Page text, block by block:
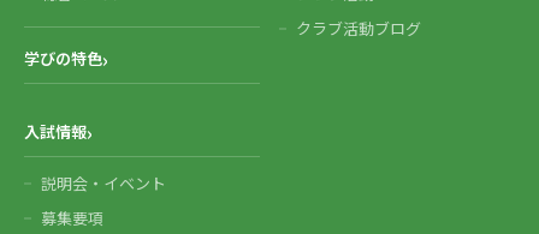
学びの特色
クラブ活動ブログ
入試情報
説明会・イベント
募集要項